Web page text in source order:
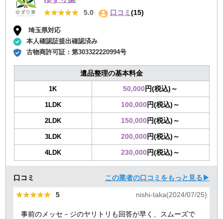
★★★★★
★★★★★ 5.0 口コミ(15)
埼玉県対応
本人確認証提出確認済み
古物商許可証：第303322220994号
遺品整理の基本料金
1K 50,000円(税込)～
1LDK 100,000円(税込)～
2LDK 150,000円(税込)～
3LDK 200,000円(税込)～
4LDK 230,000円(税込)～
口コミ この業者の口コミをもっと見る▶
★★★★★
★★★★★ 5 nishi-taka(2024/07/25)
事前のメッセ－ジのヤリトリも回答が早く、スムーズで